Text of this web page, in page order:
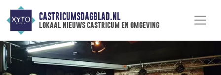
CASTRICUMSDAGBLAD.NL
lokaal nieuws castricum en omgeving